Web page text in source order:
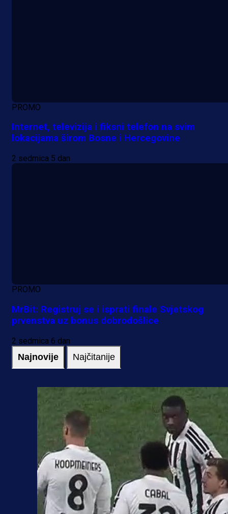
PROMO
Internet, televizija i fiksni telefon na svim
lokacijama širom Bosne i Hercegovine
2 sedmica 5 dan
PROMO
MrBit: Registruj se i isprati finale Svjetskog
prvenstva uz bonus dobrodošlice
2 sedmica 6 dan
Najnovije Najčitanije